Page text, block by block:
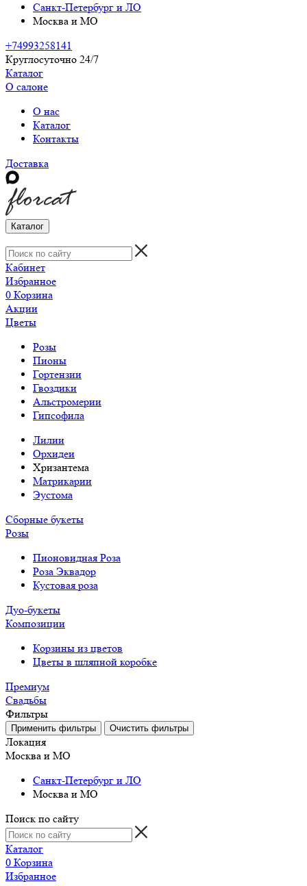
Санкт-Петербург и ЛО
Москва и МО
+74993258141
Круглосуточно 24/7
Каталог
О салоне
О нас
Каталог
Контакты
Доставка
Каталог
Кабинет
Избранное
0 Корзина
Акции
Цветы
Розы
Пионы
Гортензии
Гвоздики
Альстромерии
Гипсофила
Лилии
Орхидеи
Хризантема
Матрикарии
Эустома
Сборные букеты
Розы
Пионовидная Роза
Роза Эквадор
Кустовая роза
Дуо-букеты
Композиции
Корзины из цветов
Цветы в шляпной коробке
Премиум
Свадьбы
Фильтры
Локация
Москва и МО
Санкт-Петербург и ЛО
Москва и МО
Поиск по сайту
Каталог
0 Корзина
Избранное